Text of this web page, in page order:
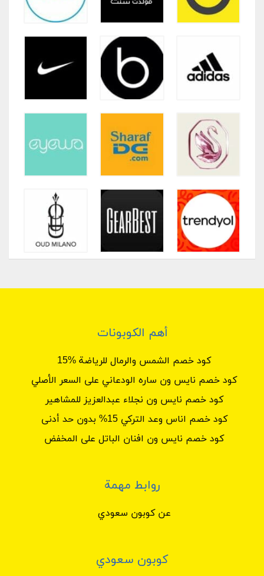
أهم الكوبونات
كود خصم الشمس والرمال للرياضة %15
كود خصم نايس ون ساره الودعاني على السعر الأصلي
كود خصم نايس ون نجلاء عبدالعزيز للمشاهير
كود خصم اناس وعد التركي 15% بدون حد أدنى
كود خصم نايس ون افنان الباتل على المخفض
روابط مهمة
عن كوبون سعودي
كوبون سعودي